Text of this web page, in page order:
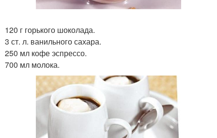
120 г горького шоколада.
3 ст. л. ванильного сахара.
250 мл кофе эспрессо.
700 мл молока.